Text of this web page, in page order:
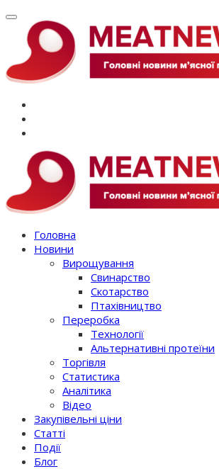
Перейти
вмісту
Головна
Новини
Вирощування
Свинарство
Скотарство
Птахівництво
Переробка
Технології
Альтернативні протеїни
Торгівля
Статистика
Аналітика
Відео
Закупівельні ціни
Статті
Події
Блог